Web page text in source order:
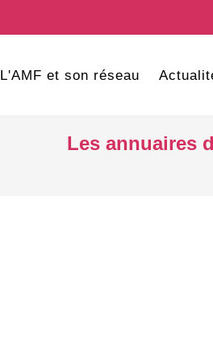
L'AMF et son réseau
Les annuaires